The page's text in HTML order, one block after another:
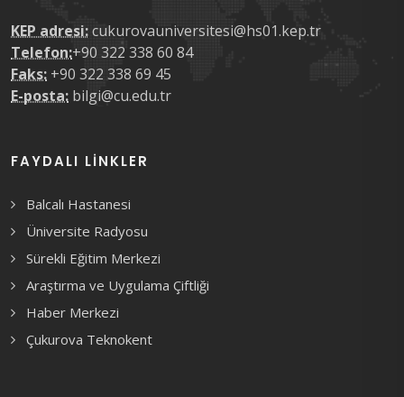
KEP adresi:cukurovauniversitesi@hs01.kep.tr
Telefon:+90 322 338 60 84
Faks: +90 322 338 69 45
E-posta: bilgi@cu.edu.tr
FAYDALI LINKLER
Balcalı Hastanesi
Üniversite Radyosu
Sürekli Eğitim Merkezi
Araştırma ve Uygulama Çiftliği
Haber Merkezi
Çukurova Teknokent